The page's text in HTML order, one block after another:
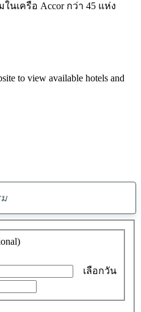
นเครือ Accor กว่า 45 แห่ง
to view available hotels and
พบ
ข้อ
เสนอ
0
เลือกวัน